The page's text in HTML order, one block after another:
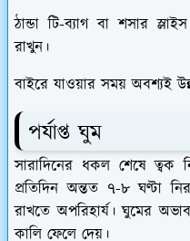
ঠান্ডা টি-ব্যাগ বা শসার
রাখুন।
বাইরে যাওয়ার সময় অবশ্যই
পর্যাপ্ত ঘুম
সারাদিনের ধকল শেষে
প্রতিদিন অন্তত ৭-৮ ঘণ্টা
রাখতে অপরিহার্য। ঘুমের
কালি ফেলে দেয়।